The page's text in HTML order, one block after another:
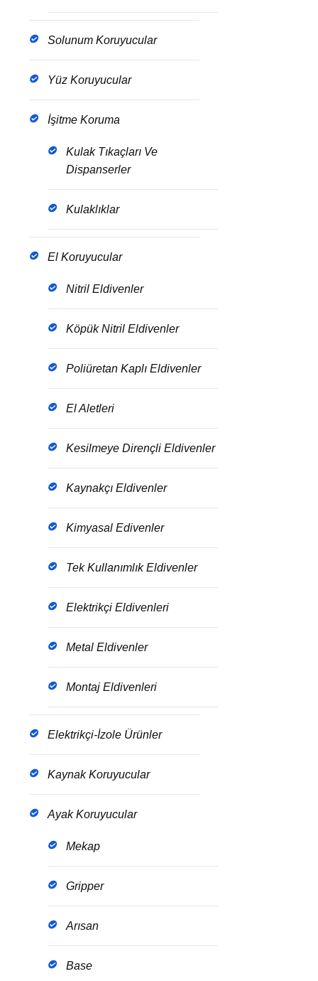
Solunum Koruyucular
Yüz Koruyucular
İşitme Koruma
Kulak Tıkaçları Ve
Dispanserler
Kulaklıklar
El Koruyucular
Nitril Eldivenler
Köpük Nitril Eldivenler
Poliüretan Kaplı Eldivenler
El Aletleri
Kesilmeye Dirençli Eldivenler
Kaynakçı Eldivenler
Kimyasal Edivenler
Tek Kullanımlık Eldivenler
Elektrikçi Eldivenleri
Metal Eldivenler
Montaj Eldivenleri
Elektrikçi-İzole Ürünler
Kaynak Koruyucular
Ayak Koruyucular
Mekap
Gripper
Arısan
Base